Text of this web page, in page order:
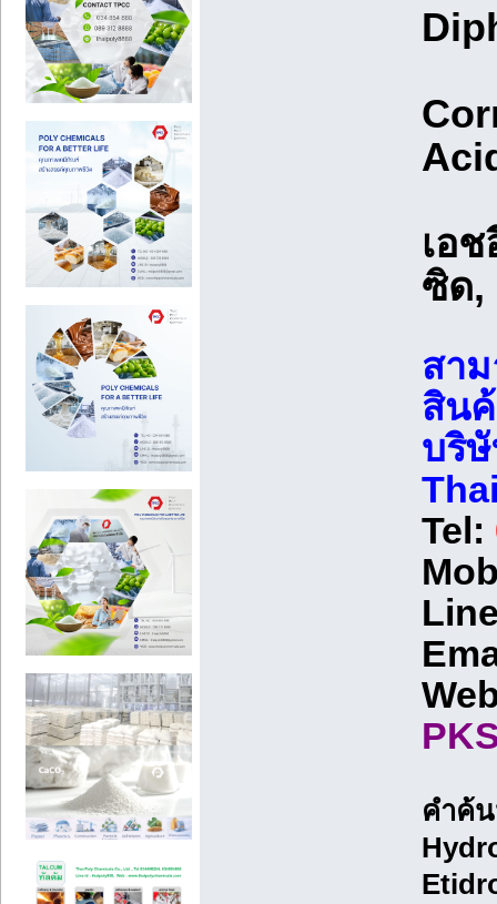
เอ
ซิด,
สา
สิน
บริ
Tel:
คำค้น